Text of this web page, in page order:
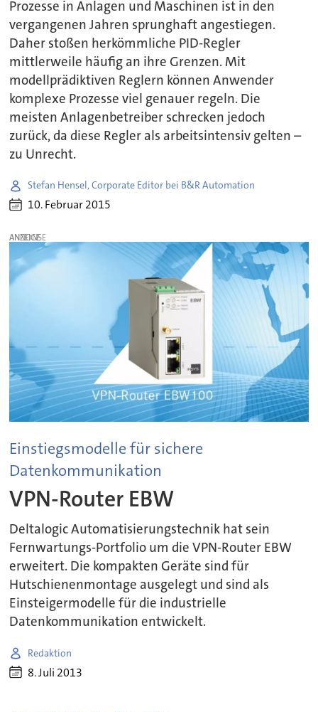
Prozesse in Anlagen und Maschinen ist in den
vergangenen Jahren sprunghaft angestiegen.
Daher stoßen herkömmliche PID-Regler
mittlerweile häufig an ihre Grenzen. Mit
modellprädiktiven Reglern können Anwender
komplexe Prozesse viel genauer regeln. Die
meisten Anlagenbetreiber schrecken jedoch
zurück, da diese Regler als arbeitsintensiv gelten –
zu Unrecht.
Stefan Hensel, Corporate Editor bei B&R Automation
10. Februar 2015
ANZEIGE
Einstiegsmodelle für sichere
Datenkommunikation
VPN-Router EBW
Deltalogic Automatisierungstechnik hat sein
Fernwartungs-Portfolio um die VPN-Router EBW
erweitert. Die kompakten Geräte sind für
Hutschienenmontage ausgelegt und sind als
Einsteigermodelle für die industrielle
Datenkommunikation entwickelt.
Redaktion
8. Juli 2013